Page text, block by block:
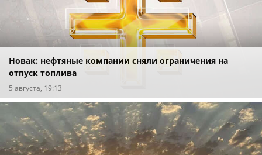
Новак: нефтяные компании сняли ограничения на
отпуск топлива
5 августа, 19:13